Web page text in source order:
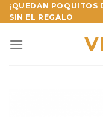
Skip
to
¡QUEDAN POQUITOS
SIN EL REGALO